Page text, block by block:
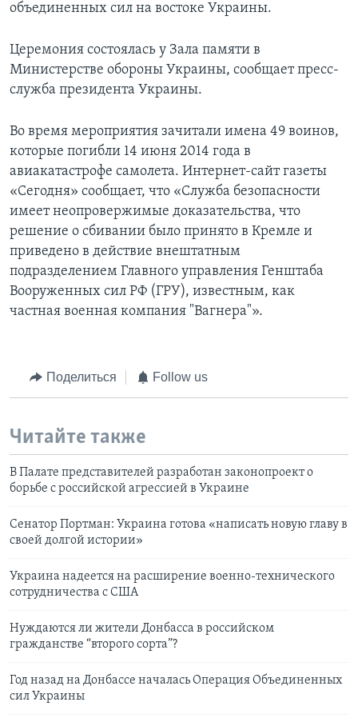
объединенных сил на востоке Украины.
Церемония состоялась у Зала памяти в
Министерстве обороны Украины, сообщает пресс-
служба президента Украины.
Во время мероприятия зачитали имена 49 воинов,
которые погибли 14 июня 2014 года в
авиакатастрофе самолета. Интернет-сайт газеты
«Сегодня» сообщает, что «Служба безопасности
имеет неопровержимые доказательства, что
решение о сбивании было принято в Кремле и
приведено в действие внештатным
подразделением Главного управления Генштаба
Вооруженных сил РФ (ГРУ), известным, как
частная военная компания "Вагнера"».
Поделиться Follow us
Читайте также
В Палате представителей разработан законопроект о
борьбе с российской агрессией в Украине
Сенатор Портман: Украина готова «написать новую главу в
своей долгой истории»
Украина надеется на расширение военно-технического
сотрудничества с США
Нуждаются ли жители Донбасса в российском
гражданстве “второго сорта”?
Год назад на Донбассе началась Операция Объединенных
сил Украины